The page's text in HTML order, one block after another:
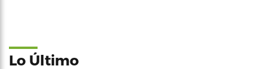
Lo Último